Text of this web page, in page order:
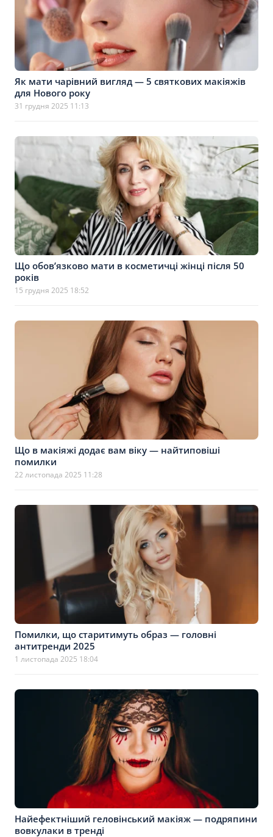
Як мати чарівний вигляд — 5 святкових макіяжів
для Нового року
31 грудня 2025 11:13
Що обов’язково мати в косметичці жінці після 50
років
15 грудня 2025 18:52
Що в макіяжі додає вам віку — найтиповіші
помилки
22 листопада 2025 11:28
Помилки, що старитимуть образ — головні
антитренди 2025
1 листопада 2025 18:04
Найефектніший геловінський макіяж — подряпини
вовкулаки в тренді